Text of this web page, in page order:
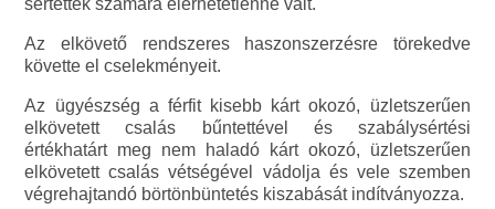
sértettek számára elérhetetlenné vált.
Az elkövető rendszeres haszonszerzésre törekedve
követte el cselekményeit.
Az ügyészség a férfit kisebb kárt okozó, üzletszerűen
elkövetett csalás bűntettével és szabálysértési
értékhatárt meg nem haladó kárt okozó, üzletszerűen
elkövetett csalás vétségével vádolja és vele szemben
végrehajtandó börtönbüntetés kiszabását indítványozza.